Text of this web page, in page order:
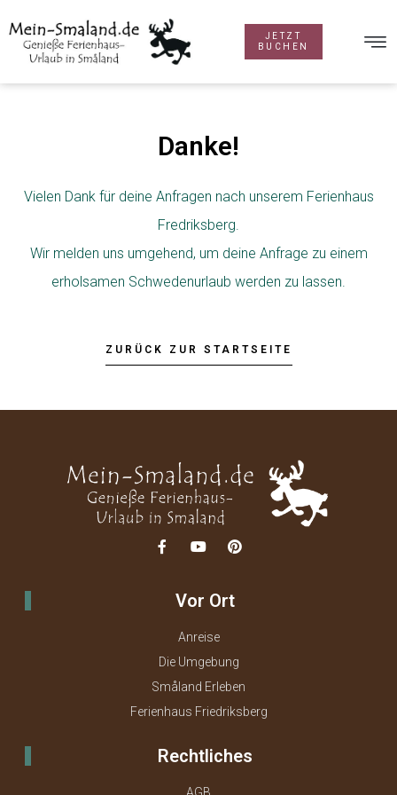
JETZT
BUCHEN
Danke!
Vielen Dank für deine Anfragen nach unserem Ferienhaus
Fredriksberg.
Wir melden uns umgehend, um deine Anfrage zu einem
erholsamen Schwedenurlaub werden zu lassen.
ZURÜCK ZUR STARTSEITE
Vor Ort
Anreise
Die Umgebung
Småland Erleben
Ferienhaus Friedriksberg
Rechtliches